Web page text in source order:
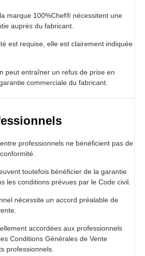
marque 100%Chef® nécessitent une
auprès du fabricant.
est requise, elle est clairement indiquée
peut entraîner un refus de prise en
commerciale du fabricant.
professionnels ne bénéficient pas de
toutefois bénéficier de la garantie
les conditions prévues par le Code civil.
nécessite un accord préalable de
accordées aux professionnels
Conditions Générales de Vente
professionnels.